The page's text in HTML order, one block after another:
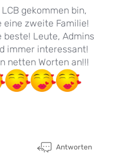
gekommen bin,
eine zweite Familie!
beste! Leute, Admins
immer interessant!
netten Worten an!!!
Antworten